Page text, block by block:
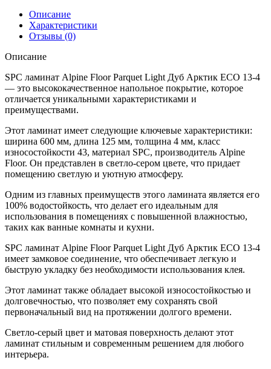
Дуб
Арктик
ECO
4
Описание
Характеристики
Отзывы (0)
Описание
SPC ламинат Alpine Floor Parquet Light Дуб Арктик ECO 13-4
— это высококачественное напольное покрытие, которое
отличается уникальными характеристиками и
преимуществами.
Этот ламинат имеет следующие ключевые характеристики:
ширина 600 мм, длина 125 мм, толщина 4 мм, класс
износостойкости 43, материал SPC, производитель Alpine
Floor. Он представлен в светло-сером цвете, что придает
помещению светлую и уютную атмосферу.
Одним из главных преимуществ этого ламината является его
100% водостойкость, что делает его идеальным для
использования в помещениях с повышенной влажностью,
таких как ванные комнаты и кухни.
SPC ламинат Alpine Floor Parquet Light Дуб Арктик ECO 13-4
имеет замковое соединение, что обеспечивает легкую и
быструю укладку без необходимости использования клея.
Этот ламинат также обладает высокой износостойкостью и
долговечностью, что позволяет ему сохранять свой
первоначальный вид на протяжении долгого времени.
Светло-серый цвет и матовая поверхность делают этот
ламинат стильным и современным решением для любого
интерьера.